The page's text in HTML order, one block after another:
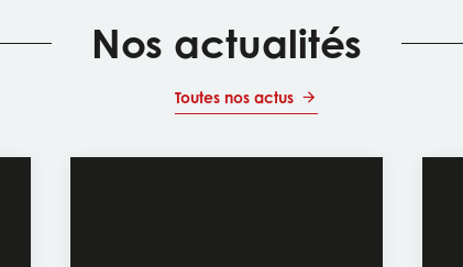
Nos actualités
Toutes nos actus